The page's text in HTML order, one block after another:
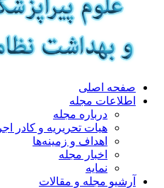
صفحه اصلی
اطلاعات مجله
درباره مجله
هیات تحریریه و کادر
اهداف و زمینه‌ها
اخبار مجله
نمایه
آرشیو مجله و مقالات